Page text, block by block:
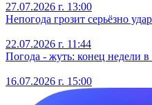
27.07.2026 г. 13:00
Непогода грозит серьёзно
22.07.2026 г. 11:44
Погода - жуть: конец недели
16.07.2026 г. 15:00